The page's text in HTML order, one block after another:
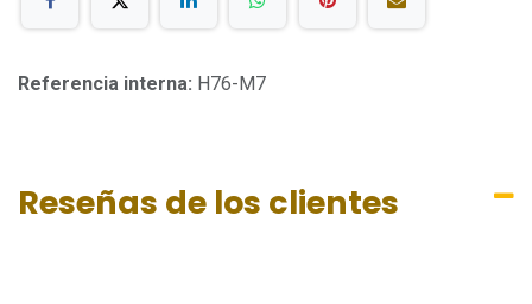
Referencia interna: H76-M7
Reseñas de los clientes